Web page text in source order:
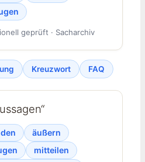
geprüft · Sacharchiv
Kreuzwort FAQ
äußern
mitteilen